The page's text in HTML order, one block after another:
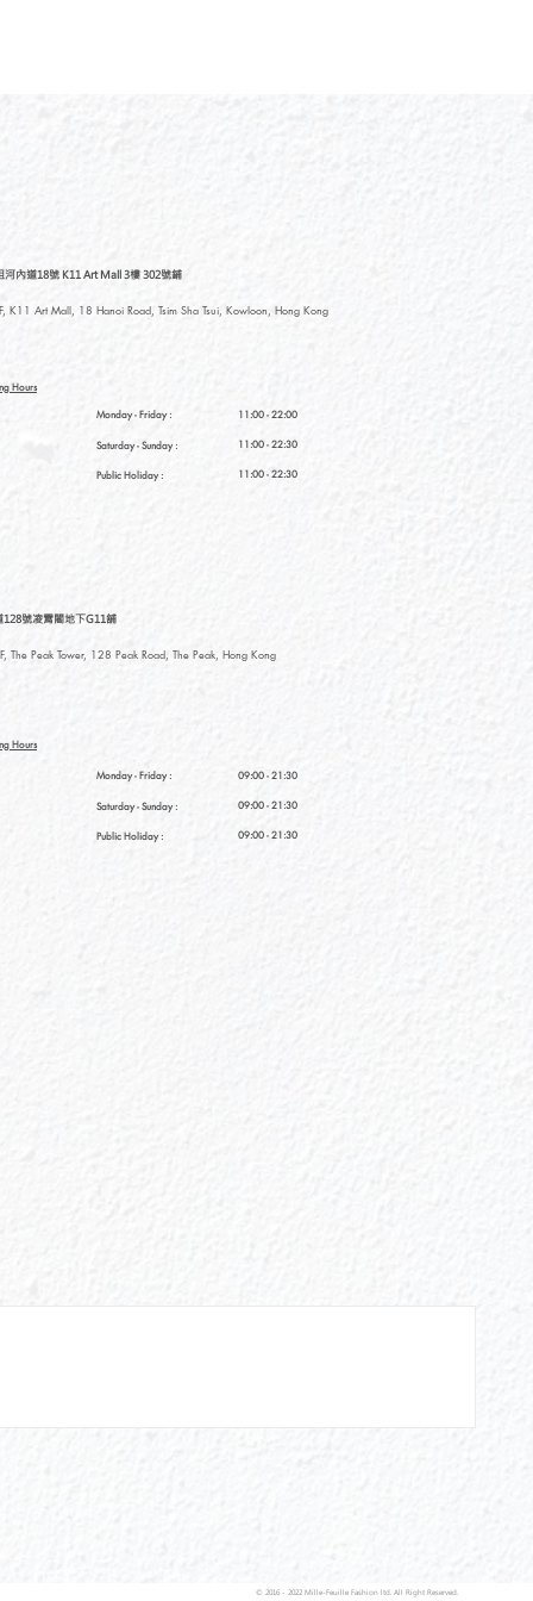
11:00 - 22:00
11:00 - 22:30
11:00 - 22:30
河內道18號 K11 Art Mall 3樓 302號鋪
K11 Art Mall, 18 Hanoi Road, Tsim Sha Tsui, Kowloon, Hong Kong
Hours
Monday - Friday :
Saturday- Sunday :
Public Holiday :
128號凌霄閣地下G11舖
The Peak Tower, 128 Peak Road, The Peak, Hong Kong
Hours
Monday - Friday :
Saturday- Sunday :
Public Holiday :
09:00 - 21:30
09:00 - 21:30
09:00 - 21:30
© 2016 - 2022 Mille-Feuille Fashion ltd. All Right Reserved.